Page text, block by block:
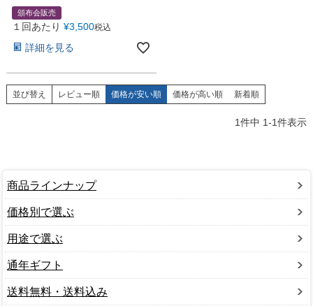
頒布会販売
１回あたり ¥3,500税込
詳細を見る
並び替え レビュー順 価格が安い順 価格が高い順 新着順
1件中 1-1件表示
商品ラインナップ
価格別で選ぶ
用途で選ぶ
通年ギフト
送料無料・送料込み